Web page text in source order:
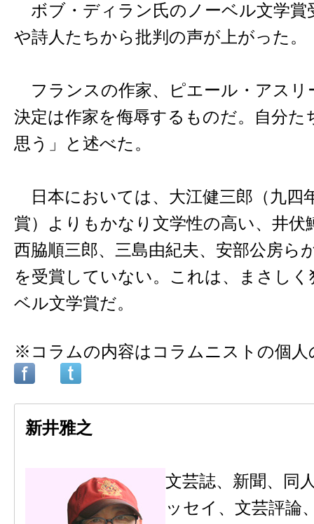
ボブ・ディラン氏のノーベル文学賞
や詩人たちから批判の声が上がった。
フランスの作家、ピエール・アスリ
決定は作家を侮辱するものだ。自分
思う」と述べた。
日本においては、大江健三郎（九四
賞）よりもかなり文学性の高い、井伏
西脇順三郎、三島由紀夫、安部公房ら
を受賞していない。これは、まさし
ベル文学賞だ。
※コラムの内容はコラムニストの個人
新井雅之
文芸誌、新聞、同
ッセイ、文芸評論